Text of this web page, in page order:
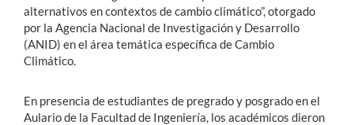
alternativos en contextos de cambio climático”, otorgado
por la Agencia Nacional de Investigación y Desarrollo
(ANID) en el área temática específica de Cambio
Climático.
En presencia de estudiantes de pregrado y posgrado en el
Aulario de la Facultad de Ingeniería, los académicos dieron